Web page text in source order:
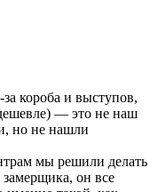
короба и выступов,
— это не наш
но не нашли
мы решили делать
он все